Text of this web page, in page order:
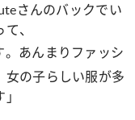
さんのバックでい
、
。あんまりファッシ
女の子らしい服が多